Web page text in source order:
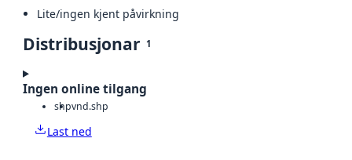
Lite/ingen kjent påvirkning
Distribusjonar 1
Ingen online tilgang
shpvnd.shp
Last ned